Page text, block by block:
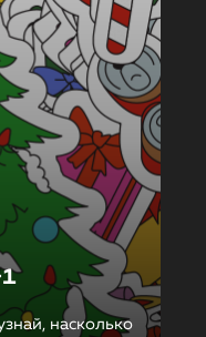
насколько